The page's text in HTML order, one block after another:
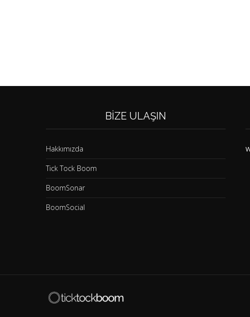
BIZE ULAŞIN
Hakkımızda
Tick Tock Boom
BoomSonar
BoomSocial